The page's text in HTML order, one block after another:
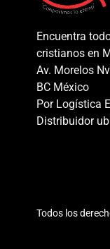
Encuentra
cristianos en
Av. Morelos
BC México
Por Logística
Distribuidor
Todos los